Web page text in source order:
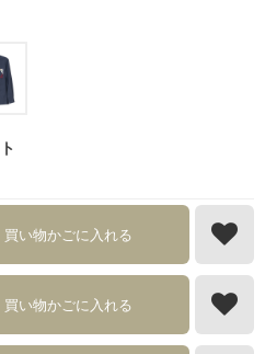
買い物かごに入れる
買い物かごに入れる